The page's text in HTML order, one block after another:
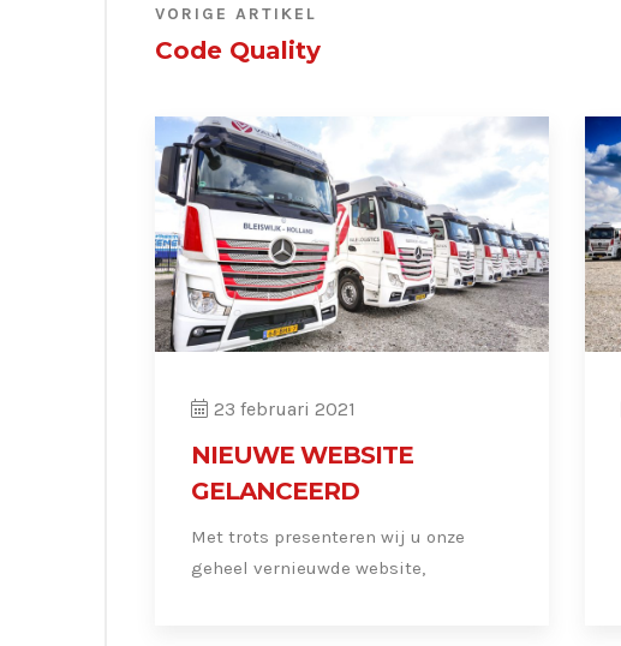
VORIGE ARTIKEL
Code Quality
23 februari 2021
NIEUWE WEBSITE
GELANCEERD
Met trots presenteren wij u onze
geheel vernieuwde website,